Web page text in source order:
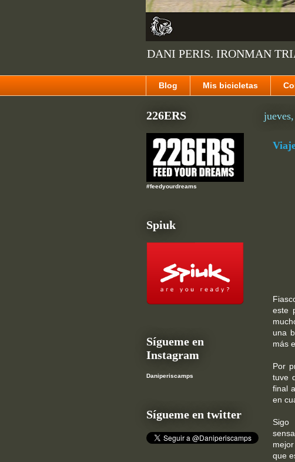
DANI PERIS. IRONMAN
Blog Mis bicicletas
este
una
más
Por
tuve
final
en
Sigo
que
226ERS
#feedyourdreams
Spiuk
Sígueme en
Instagram
Daniperiscamps
Sígueme en twitter